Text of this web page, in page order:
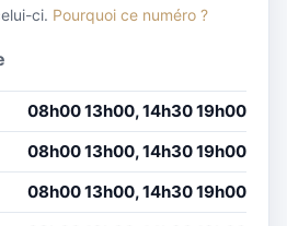
ci. Pourquoi ce numéro ?
08h00 13h00, 14h30 19h00
08h00 13h00, 14h30 19h00
08h00 13h00, 14h30 19h00